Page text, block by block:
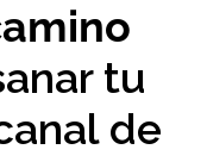
tu
de